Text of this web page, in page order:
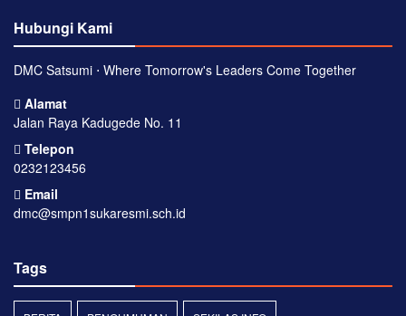
Hubungi Kami
DMC Satsumi ⋅ Where Tomorrow's Leaders Come Together
Alamat
Jalan Raya Kadugede No. 11
Telepon
0232123456
Email
dmc@smpn1sukaresmi.sch.id
Tags